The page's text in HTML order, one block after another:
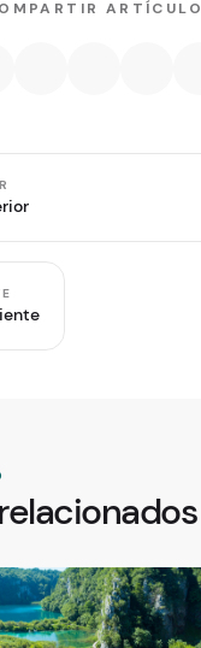
ARTÍCULO